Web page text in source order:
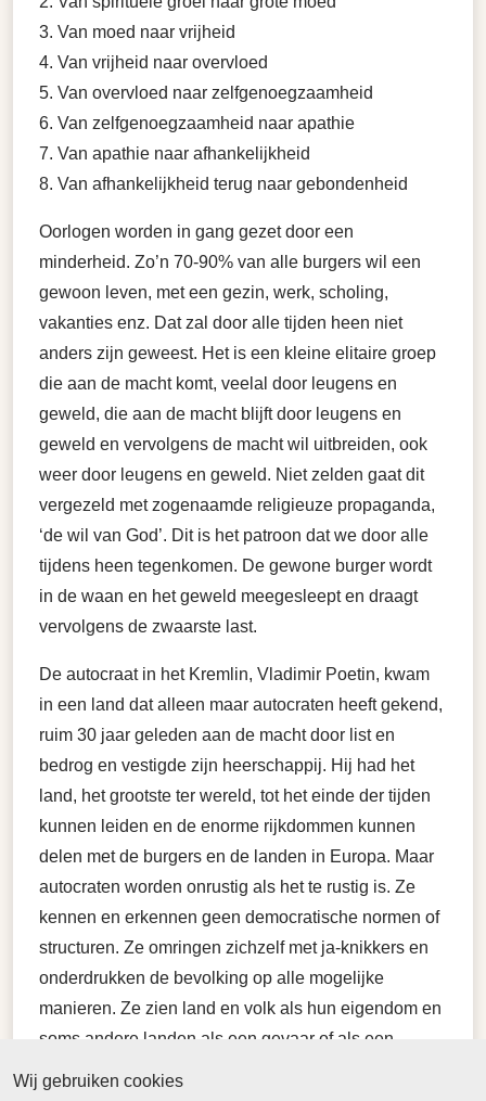
3. Van moed naar vrijheid
4. Van vrijheid naar overvloed
5. Van overvloed naar zelfgenoegzaamheid
6. Van zelfgenoegzaamheid naar apathie
7. Van apathie naar afhankelijkheid
8. Van afhankelijkheid terug naar gebondenheid
Oorlogen worden in gang gezet door een
minderheid. Zo’n 70-90% van alle burgers wil een
gewoon leven, met een gezin, werk, scholing,
vakanties enz. Dat zal door alle tijden heen niet
anders zijn geweest. Het is een kleine elitaire groep
die aan de macht komt, veelal door leugens en
geweld, die aan de macht blijft door leugens en
geweld en vervolgens de macht wil uitbreiden, ook
weer door leugens en geweld. Niet zelden gaat dit
vergezeld met zogenaamde religieuze propaganda,
‘de wil van God’. Dit is het patroon dat we door alle
tijdens heen tegenkomen. De gewone burger wordt
in de waan en het geweld meegesleept en draagt
vervolgens de zwaarste last.
De autocraat in het Kremlin, Vladimir Poetin, kwam
in een land dat alleen maar autocraten heeft gekend,
ruim 30 jaar geleden aan de macht door list en
bedrog en vestigde zijn heerschappij. Hij had het
land, het grootste ter wereld, tot het einde der tijden
kunnen leiden en de enorme rijkdommen kunnen
delen met de burgers en de landen in Europa. Maar
autocraten worden onrustig als het te rustig is. Ze
kennen en erkennen geen democratische normen of
structuren. Ze omringen zichzelf met ja-knikkers en
onderdrukken de bevolking op alle mogelijke
manieren. Ze zien land en volk als hun eigendom en
soms andere landen als een gevaar of als een
Wij gebruiken cookies